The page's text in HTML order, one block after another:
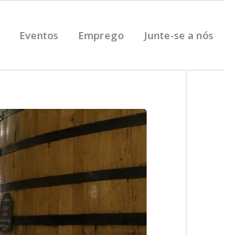
Eventos Emprego Junte-se a nós